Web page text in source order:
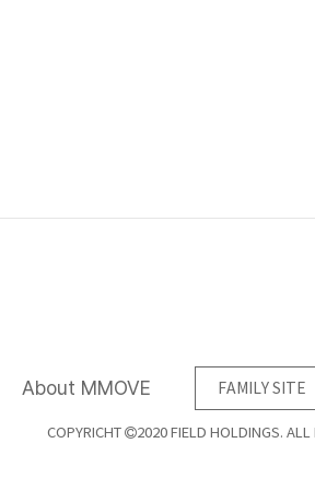
About MMOVE FAMILY SITE
COPYRICHT 2020 FIELD HOLDINGS. ALL